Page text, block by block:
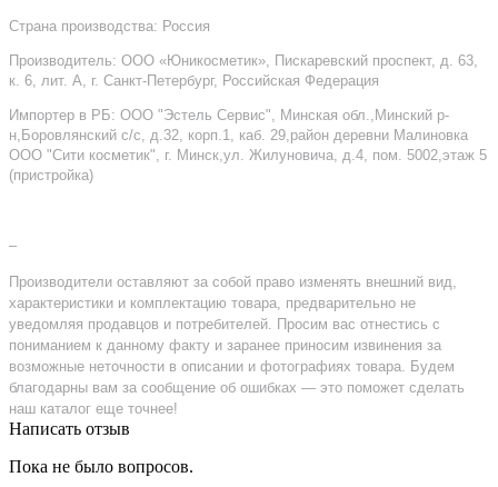
Страна производства: Россия
Производитель: ООО «Юникосметик», Пискаревский проспект, д. 63,
к. 6, лит. А, г. Санкт-Петербург, Российская Федерация
Импортер в РБ: ООО "Эстель Сервис", Минская обл.,Минский р-
н,Боровлянский с/с, д.32, корп.1, каб. 29,район деревни Малиновка
ООО "Сити косметик", г. Минск,ул. Жилуновича, д.4, пом. 5002,этаж 5
(пристройка)
–
Производители оставляют за собой право изменять внешний вид,
характеристики и комплектацию товара, предварительно не
уведомляя продавцов и потребителей. Просим вас отнестись с
пониманием к данному факту и заранее приносим извинения за
возможные неточности в описании и фотографиях товара. Будем
благодарны вам за сообщение об ошибках — это поможет сделать
наш каталог еще точнее!
Написать отзыв
Пока не было вопросов.